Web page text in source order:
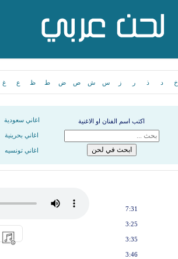
خ د ذ ر ز س ش ص ض ط ظ ع غ
اكتب اسم الفنان او الاغنية اغاني سعودية
اغاني بحرينية
اغاني تونسيه
7:31
3:25
3:35
3:46